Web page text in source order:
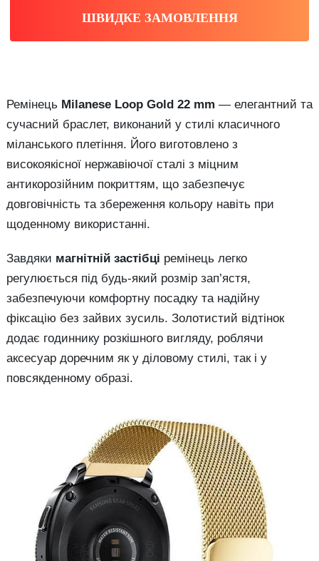
ШВИДКЕ ЗАМОВЛЕННЯ
Ремінець Milanese Loop Gold 22 mm — елегантний та
сучасний браслет, виконаний у стилі класичного
міланського плетіння. Його виготовлено з
високоякісної нержавіючої сталі з міцним
антикорозійним покриттям, що забезпечує
довговічність та збереження кольору навіть при
щоденному використанні.
Завдяки магнітній застібці ремінець легко
регулюється під будь-який розмір зап’ястя,
забезпечуючи комфортну посадку та надійну
фіксацію без зайвих зусиль. Золотистий відтінок
додає годиннику розкішного вигляду, роблячи
аксесуар доречним як у діловому стилі, так і у
повсякденному образі.